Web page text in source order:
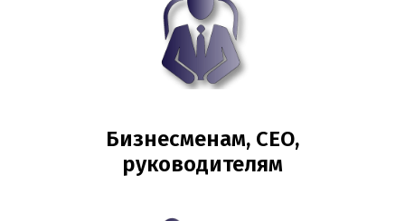
Бизнесменам, CEO,
руководителям